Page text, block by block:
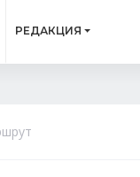
РЕДАКЦИЯ